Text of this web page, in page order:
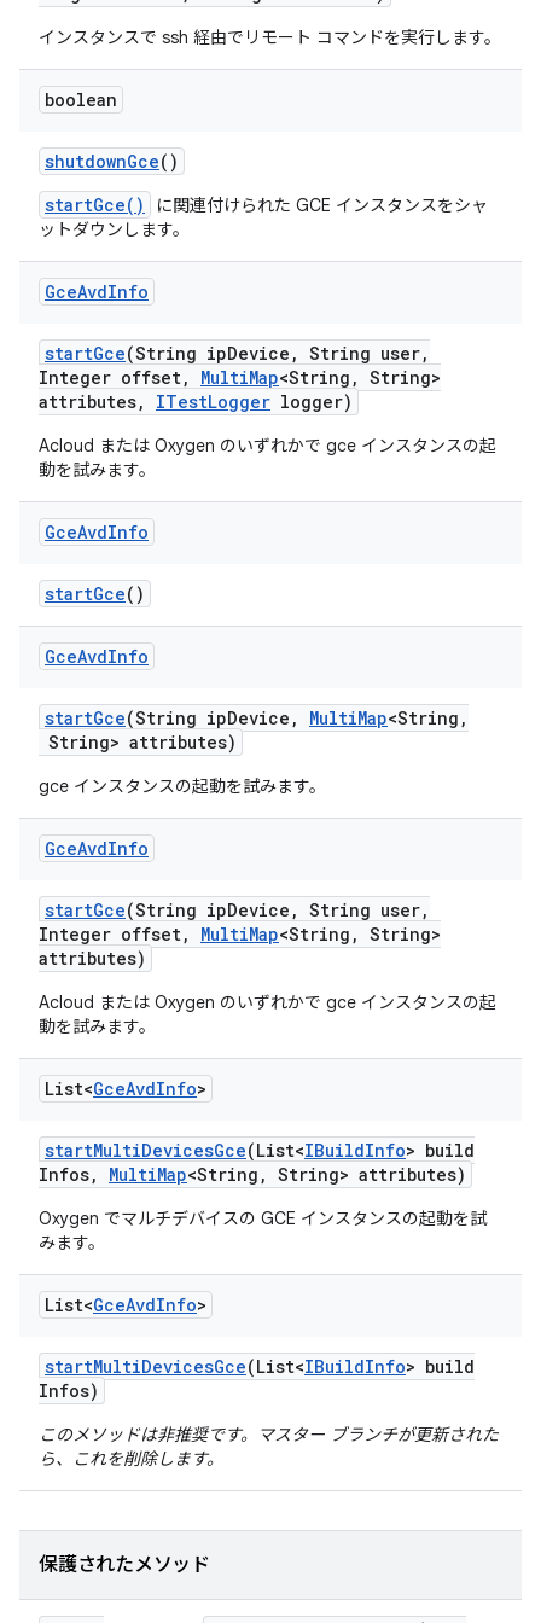
インスタンスで ssh 経由でリモート コマンドを実行します。
boolean
shutdownGce()
startGce()
に関連付けられた GCE インスタンスをシャ
ットダウンします。
GceAvdInfo
startGce(String ipDevice , String user,
Integer offset, MultiMap<String , String>
attributes, ITestLogger logger)
Acloud または Oxygen のいずれかで gce インスタンスの起
動を試みます。
GceAvdInfo
startGce()
GceAvdInfo
startGce(String ipDevice , MultiMap<String ,
String> attributes)
gce インスタンスの起動を試みます。
GceAvdInfo
startGce(String ipDevice , String user,
Integer offset, MultiMap<String , String>
attributes)
Acloud または Oxygen のいずれかで gce インスタンスの起
動を試みます。
List<GceAvdInfo>
startMultiDevicesGce(List<IBuildInfo> build
Infos, MultiMap<String , String> attributes)
Oxygen でマルチデバイスの GCE インスタンスの起動を試
みます。
List<GceAvdInfo>
startMultiDevicesGce(List<IBuildInfo> build
Infos)
このメソッドは非推奨です。マスター ブランチが更新された
ら、これを削除します。
保護されたメソッド